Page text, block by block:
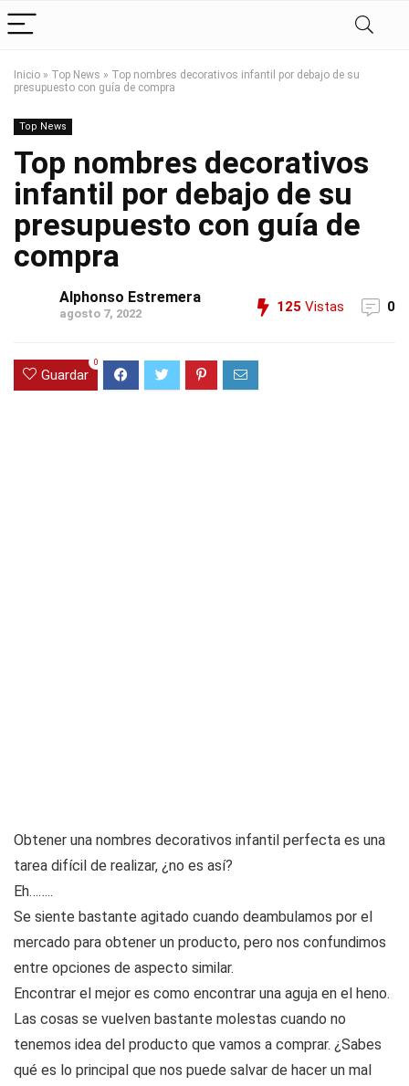
Inicio » Top News » Top nombres decorativos infantil por debajo de su
presupuesto con guía de compra
Top News
Top nombres decorativos
infantil por debajo de su
presupuesto con guía de
compra
Alphonso Estremera
agosto 7, 2022 125 Vistas 0
Guardar
0
Obtener una nombres decorativos infantil perfecta es una
tarea difícil de realizar, ¿no es así?
Eh……..
Se siente bastante agitado cuando deambulamos por el
mercado para obtener un producto, pero nos confundimos
entre opciones de aspecto similar.
Encontrar el mejor es como encontrar una aguja en el heno.
Las cosas se vuelven bastante molestas cuando no
tenemos idea del producto que vamos a comprar. ¿Sabes
qué es lo principal que nos puede salvar de hacer un mal